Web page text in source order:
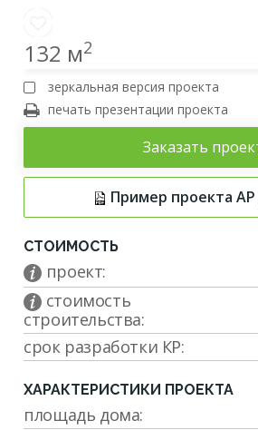
132 м2
зеркальная версия проекта
печать презентации проекта
Заказать
Пример проекта АР
СТОИМОСТЬ
проект:
cтоимость
строительства:
срок разработки КР:
ХАРАКТЕРИСТИКИ ПРОЕКТА
площадь дома: